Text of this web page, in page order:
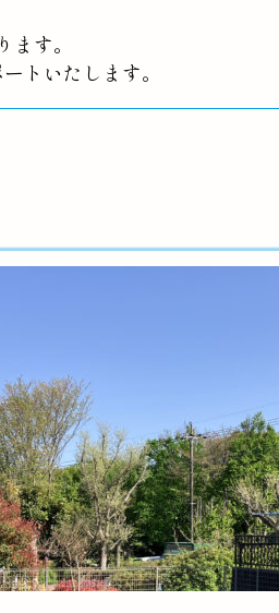
す。
トいたします。